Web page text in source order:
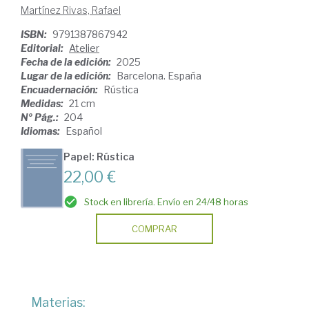
Martínez Rivas, Rafael
ISBN: 9791387867942
Editorial: Atelier
Fecha de la edición: 2025
Lugar de la edición: Barcelona. España
Encuadernación: Rústica
Medidas: 21 cm
Nº Pág.: 204
Idiomas: Español
Papel: Rústica
22,00 €
Stock en librería. Envío en 24/48 horas
COMPRAR
Materias: